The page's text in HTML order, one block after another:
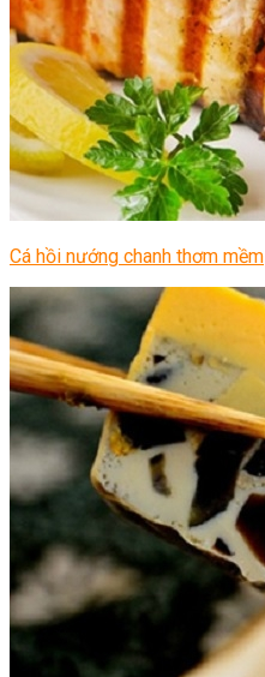
Cá hồi nướng chanh thơm mềm